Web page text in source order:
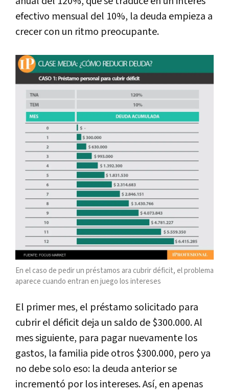
efectivo mensual del 10%, la deuda empieza a
crecer con un ritmo preocupante.
En el caso de pedir un préstamos ara cubrir déficit, el problema
aparece cuando entran en juego los intereses
El primer mes, el préstamo solicitado para
cubrir el déficit deja un saldo de $300.000. Al
mes siguiente, para pagar nuevamente los
gastos, la familia pide otros $300.000, pero ya
no debe solo eso: la deuda anterior se
incrementó por los intereses. Así, en apenas